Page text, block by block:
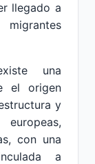
llegado a
una
el origen
y
con una
a